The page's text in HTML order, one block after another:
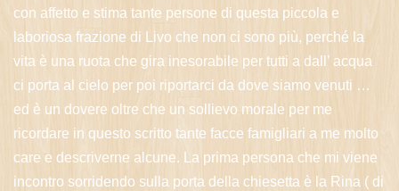
con affetto e stima tante persone di questa piccola e
laboriosa frazione di Livo che non ci sono più, perché la
vita è una ruota che gira inesorabile per tutti a dall’ acqua
ci porta al cielo per poi riportarci da dove siamo venuti …
ed è un dovere oltre che un sollievo morale per me
ricordare in questo scritto tante facce famigliari a me molto
care e descriverne alcune. La prima persona che mi viene
incontro sorridendo sulla porta della chiesetta è la Rina ( di